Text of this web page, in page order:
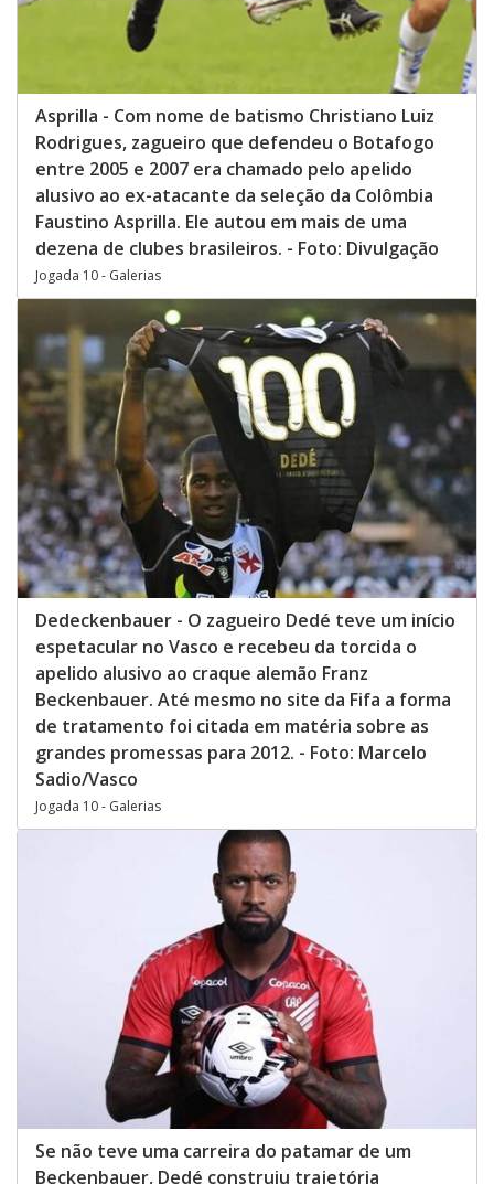
Asprilla - Com nome de batismo Christiano Luiz
Rodrigues, zagueiro que defendeu o Botafogo
entre 2005 e 2007 era chamado pelo apelido
alusivo ao ex-atacante da seleção da Colômbia
Faustino Asprilla. Ele autou em mais de uma
dezena de clubes brasileiros. - Foto: Divulgação
Jogada 10 - Galerias
Dedeckenbauer - O zagueiro Dedé teve um início
espetacular no Vasco e recebeu da torcida o
apelido alusivo ao craque alemão Franz
Beckenbauer. Até mesmo no site da Fifa a forma
de tratamento foi citada em matéria sobre as
grandes promessas para 2012. - Foto: Marcelo
Sadio/Vasco
Jogada 10 - Galerias
Se não teve uma carreira do patamar de um
Beckenbauer, Dedé construiu trajetória